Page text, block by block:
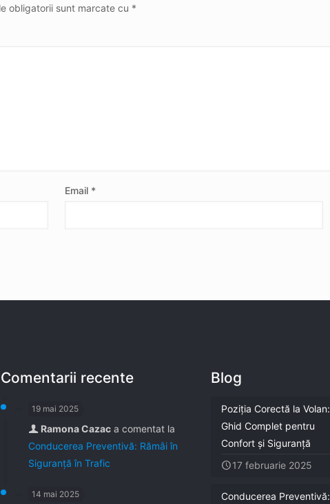
obligatorii sunt marcate cu *
Email *
Comentarii recente
19 mai 2025
Ramona Cazac a comentat la
Conducerea Preventivă: Rămâi în
Siguranță în Trafic
14 mai 2025
Blog
Poziția Corectă la Volan:
Ghid Complet pentru
Confort și Siguranță
17 februarie 2025
Conducerea Preventivă: